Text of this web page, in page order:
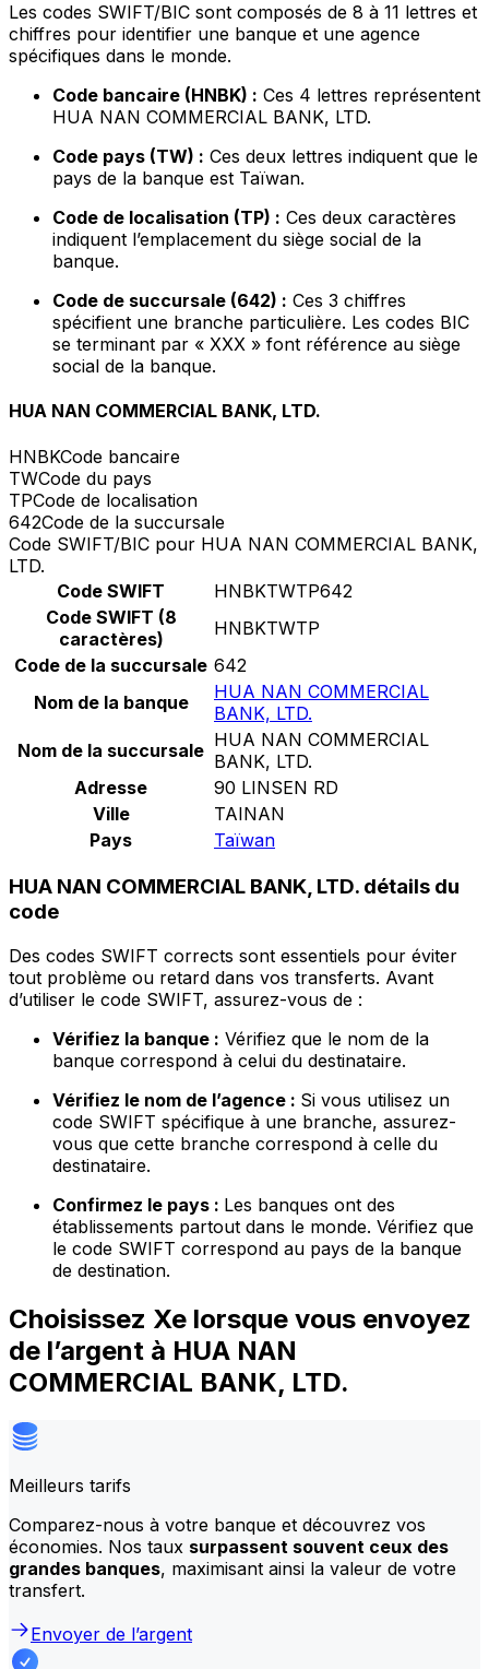
Les codes SWIFT/BIC sont composés de 8 à 11 lettres et
chiffres pour identifier une banque et une agence
spécifiques dans le monde.
Code bancaire (HNBK) : Ces 4 lettres représentent
HUA NAN COMMERCIAL BANK, LTD.
Code pays (TW) : Ces deux lettres indiquent que le
pays de la banque est Taïwan.
Code de localisation (TP) : Ces deux caractères
indiquent l’emplacement du siège social de la
banque.
Code de succursale (642) : Ces 3 chiffres
spécifient une branche particulière. Les codes BIC
se terminant par « XXX » font référence au siège
social de la banque.
HUA NAN COMMERCIAL BANK, LTD.
HNBKCode bancaire
TWCode du pays
TPCode de localisation
642Code de la succursale
Code SWIFT/BIC pour HUA NAN COMMERCIAL BANK,
LTD.
Code SWIFT
HNBKTWTP642
Code SWIFT (8
caractères)
HNBKTWTP
Code de la succursale 642
Nom de la banque
HUA NAN COMMERCIAL
BANK, LTD.
Nom de la succursale HUA NAN COMMERCIAL
BANK, LTD.
Adresse
90 LINSEN RD
Ville
TAINAN
Pays
Taïwan
HUA NAN COMMERCIAL BANK, LTD. détails du
code
Des codes SWIFT corrects sont essentiels pour éviter
tout problème ou retard dans vos transferts. Avant
d’utiliser le code SWIFT, assurez-vous de :
Vérifiez la banque : Vérifiez que le nom de la
banque correspond à celui du destinataire.
Vérifiez le nom de l’agence : Si vous utilisez un
code SWIFT spécifique à une branche, assurez-
vous que cette branche correspond à celle du
destinataire.
Confirmez le pays : Les banques ont des
établissements partout dans le monde. Vérifiez que
le code SWIFT correspond au pays de la banque
de destination.
Choisissez Xe lorsque vous envoyez
de l’argent à HUA NAN
COMMERCIAL BANK, LTD.
Meilleurs tarifs
Comparez-nous à votre banque et découvrez vos
économies. Nos taux surpassent souvent ceux des
grandes banques, maximisant ainsi la valeur de votre
transfert.
Envoyer de l’argent